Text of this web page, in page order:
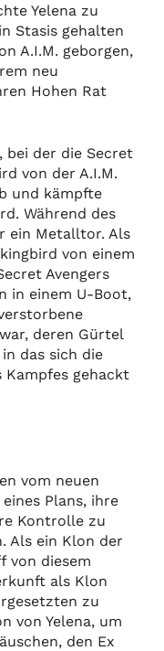
Yelena zu
Stasis gehalten
A.I.M. geborgen,
neu
Hohen Rat
bei der die Secret
von der A.I.M.
und kämpfte
Während des
ein Metalltor. Als
von einem
Avengers
in einem U-Boot,
deren Gürtel
das sich die
gehackt
vom neuen
Plans, ihre
Kontrolle zu
Als ein Klon der
von diesem
als Klon
zu
von Yelena, um
den Ex